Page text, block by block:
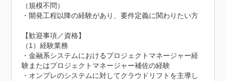
（規模不問）
・開発工程以降の経験があり、要件定義に関わりたい方
【歓迎事項／資格】
（1）経験業務
・金融系システムにおけるプロジェクトマネージャー経
験またはプロジェクトマネージャー補佐の経験
・オンプレのシステムに対してクラウドリフトを主導し